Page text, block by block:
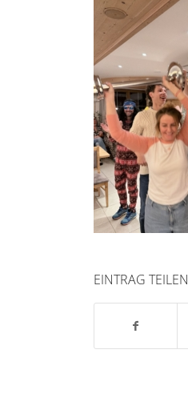
EINTRAG TEILEN